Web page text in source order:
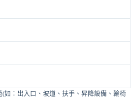
如：出入口、坡道、扶手、昇降設備、輪椅